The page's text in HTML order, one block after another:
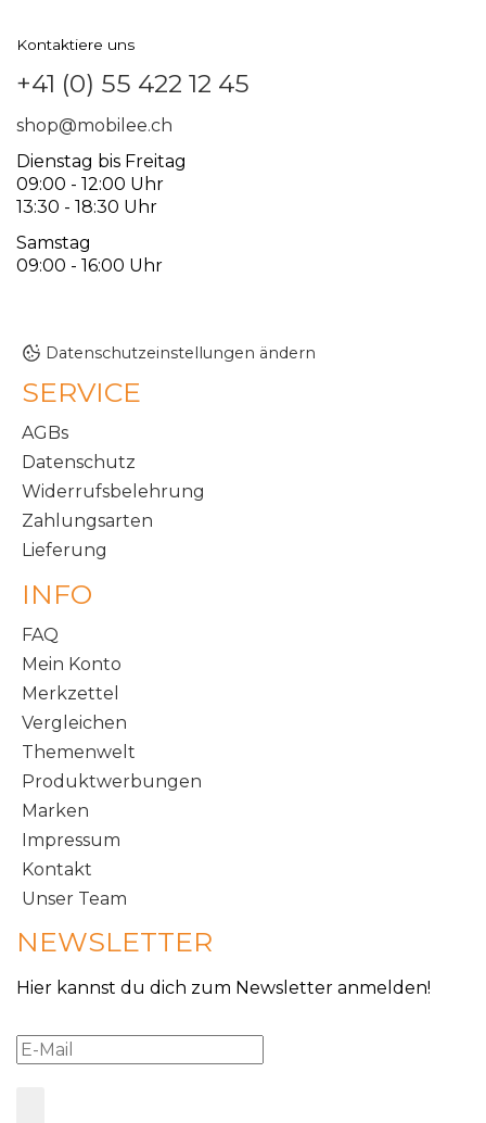
Kontaktiere uns
+41 (0) 55 422 12 45
shop@mobilee.ch
Dienstag bis Freitag
09:00 - 12:00 Uhr
13:30 - 18:30 Uhr
Samstag
09:00 - 16:00 Uhr
Datenschutzeinstellungen ändern
SERVICE
AGBs
Datenschutz
Widerrufsbelehrung
Zahlungsarten
Lieferung
INFO
FAQ
Mein Konto
Merkzettel
Vergleichen
Themenwelt
Produktwerbungen
Marken
Impressum
Kontakt
Unser Team
NEWSLETTER
Hier kannst du dich zum Newsletter anmelden!